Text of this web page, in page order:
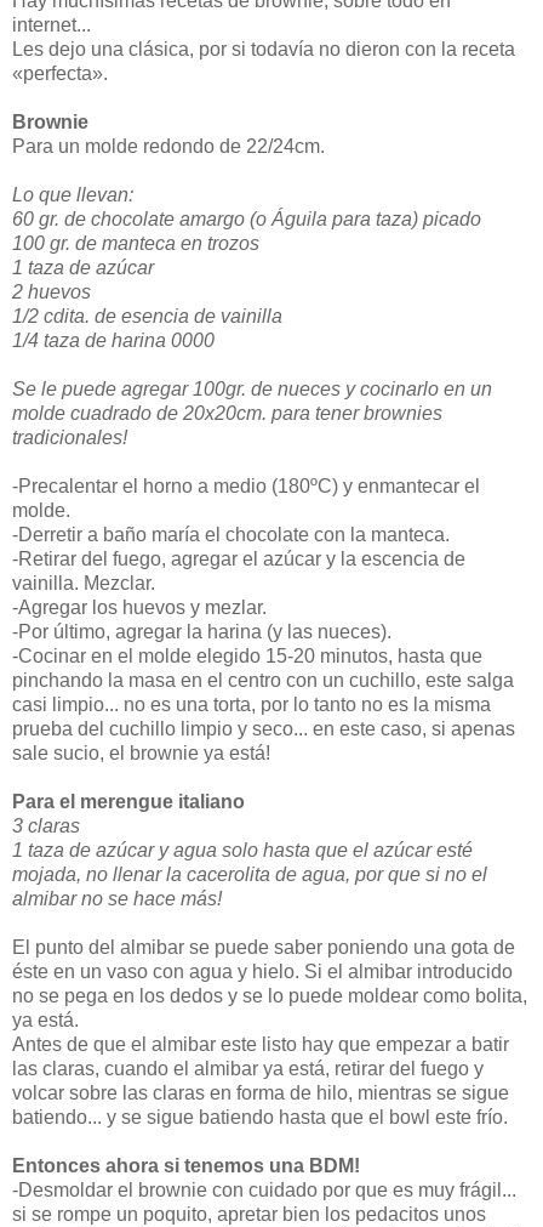
internet...
Les dejo una clásica, por si todavía no dieron con la receta
«perfecta».
Brownie
Para un molde redondo de 22/24cm.
Lo que llevan:
60 gr. de chocolate amargo (o Águila para taza) picado
100 gr. de manteca en trozos
1 taza de azúcar
2 huevos
1/2 cdita. de esencia de vainilla
1/4 taza de harina 0000
Se le puede agregar 100gr. de nueces y cocinarlo en un
molde cuadrado de 20x20cm. para tener brownies
tradicionales!
-Precalentar el horno a medio (180ºC) y enmantecar el
molde.
-Derretir a baño maría el chocolate con la manteca.
-Retirar del fuego, agregar el azúcar y la escencia de
vainilla. Mezclar.
-Agregar los huevos y mezlar.
-Por último, agregar la harina (y las nueces).
-Cocinar en el molde elegido 15-20 minutos, hasta que
pinchando la masa en el centro con un cuchillo, este salga
casi limpio... no es una torta, por lo tanto no es la misma
prueba del cuchillo limpio y seco... en este caso, si apenas
sale sucio, el brownie ya está!
Para el merengue italiano
3 claras
1 taza de azúcar y agua solo hasta que el azúcar esté
mojada, no llenar la cacerolita de agua, por que si no el
almibar no se hace más!
El punto del almibar se puede saber poniendo una gota de
éste en un vaso con agua y hielo. Si el almibar introducido
no se pega en los dedos y se lo puede moldear como bolita,
ya está.
Antes de que el almibar este listo hay que empezar a batir
las claras, cuando el almibar ya está, retirar del fuego y
volcar sobre las claras en forma de hilo, mientras se sigue
batiendo... y se sigue batiendo hasta que el bowl este frío.
Entonces ahora si tenemos una BDM!
-Desmoldar el brownie con cuidado por que es muy frágil...
si se rompe un poquito, apretar bien los pedacitos unos